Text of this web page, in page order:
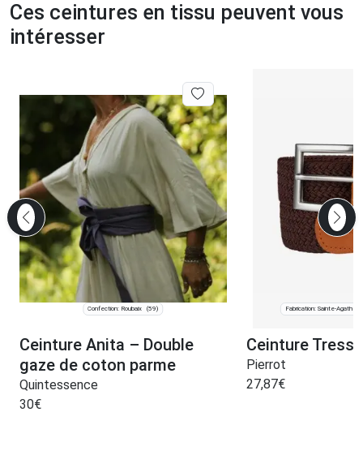
Ces ceintures en tissu peuvent vous
intéresser
Confection: Roubaix (59)
Ceinture Anita – Double
gaze de coton parme
Quintessence
30€
Fabrication: Sainte-Agathe-
Ceinture
Pierrot
27,87€